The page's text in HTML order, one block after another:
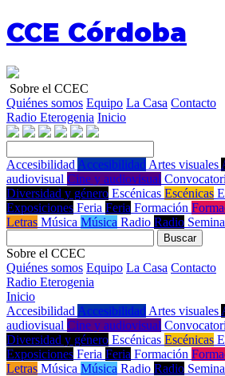
CCE Córdoba
Sobre el CCEC
Quiénes somos Equipo La Casa Contacto
Radio Eterogenia Inicio
Accesibilidad Accesibilidad Artes visuales
audiovisual Cine y audiovisual
Diversidad y género Escénicas Escénicas
Exposiciones Feria Feria Formación
Letras Música Música Radio Radio
Buscar
Sobre el CCEC
Quiénes somos Equipo La Casa Contacto
Radio Eterogenia
Inicio
Accesibilidad Accesibilidad Artes visuales
audiovisual Cine y audiovisual
Diversidad y género Escénicas Escénicas
Exposiciones Feria Feria Formación
Letras Música Música Radio Radio